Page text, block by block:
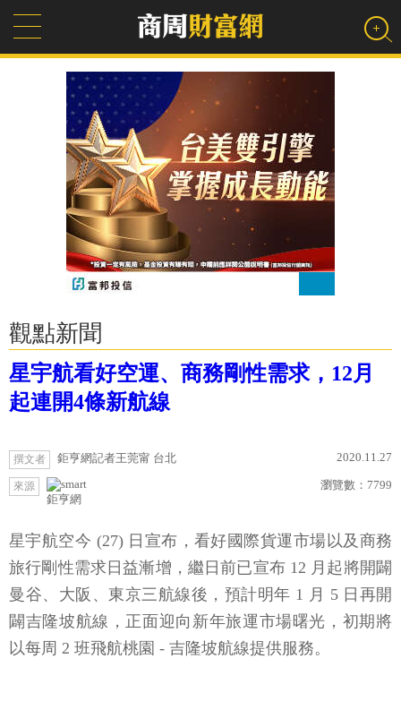
觀點新聞
星宇航看好空運、商務剛性需求，12月
起連開4條新航線
撰文者 鉅亨網記者王莞甯 台北 2020.11.27
來源
鉅亨網
瀏覽數： 7799
星宇航空今 (27) 日宣布，看好國際貨運市場以及商務
旅行剛性需求日益漸增，繼日前已宣布 12 月起將開闢
曼谷、大阪、東京三航線後，預計明年 1 月 5 日再開
闢吉隆坡航線，正面迎向新年旅運市場曙光，初期將
以每周 2 班飛航桃園 - 吉隆坡航線提供服務。